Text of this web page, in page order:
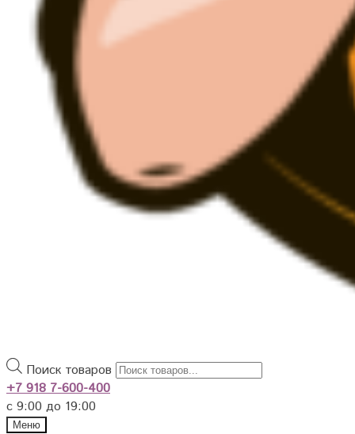
Поиск товаров
+7 918 7-600-400
с 9:00 до 19:00
Меню